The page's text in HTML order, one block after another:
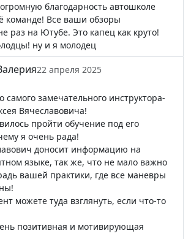
благодарность автошколе
команде! Все ваши обзоры
раз на Ютубе. Это капец как круто!
ну и я молодец
22 апреля 2025
замечательного инструктора-
Вячеславовича!
пройти обучение под его
я очень рада!
доносит информацию на
языке, так же, что не мало важно
вашей практики, где все маневры
можете туда взглянуть, если что-то
позитивная и мотивирующая